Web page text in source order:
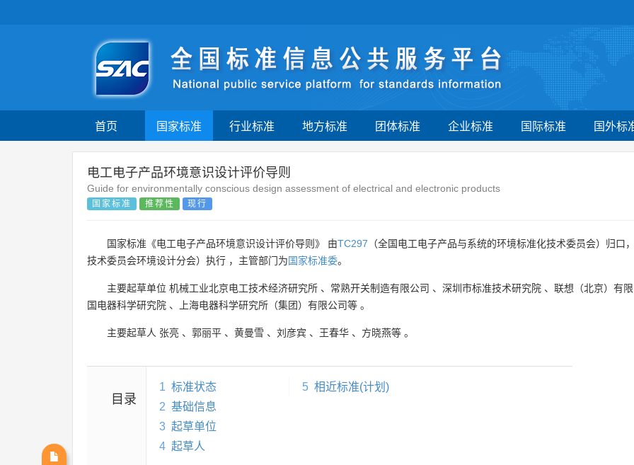
首页 国家标准 行业标准 地方标准 团体标准 企业标准 国际标准 国外标
电工电子产品环境意识设计评价导则
Guide for environmentally conscious design assessment of electrical and electronic products
国家标准 推荐性 现行
国家标准《电工电子产品环境意识设计评价导则》 由TC297 （全国电工电子产品与系统的环境标准化技术委员会）归口，
技术委员会环境设计分会）执行 ，主管部门为国家标准委。
主要起草单位 机械工业北京电工技术经济研究所 、 常熟开关制造有限公司 、 深圳市标准技术研究院 、 联想（北京）有
国电器科学研究院 、 上海电器科学研究所（集团）有限公司等 。
主要起草人 张亮 、 郭丽平 、 黄曼雪 、 刘彦宾 、 王春华 、 方晓燕等 。
目录
1 标准状态
2 基础信息
3 起草单位
4 起草人
5 相近标准(计划)